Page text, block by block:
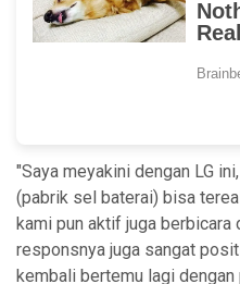
"Saya meyakini dengan LG
(pabrik sel baterai) bisa
kami pun aktif juga berbicara
responsnya juga sangat
kembali bertemu lagi dengan